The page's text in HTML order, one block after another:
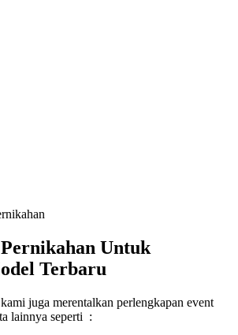
Untuk
Terbaru
juga merentalkan perlengkapan event
lainnya seperti :